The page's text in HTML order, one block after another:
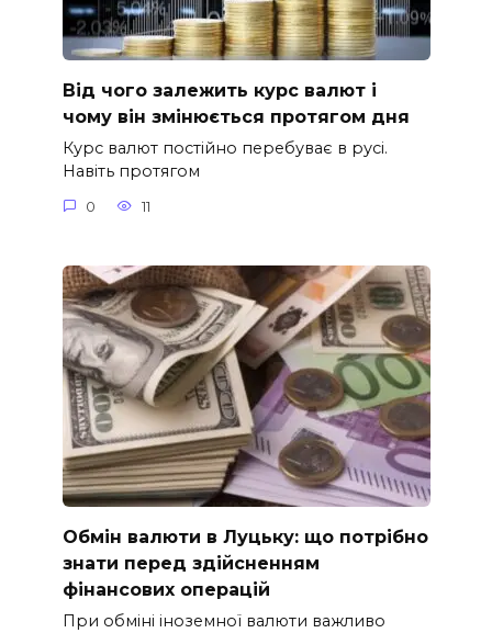
Від чого залежить курс валют і
чому він змінюється протягом дня
Курс валют постійно перебуває в русі.
Навіть протягом
0 11
Обмін валюти в Луцьку: що потрібно
знати перед здійсненням
фінансових операцій
При обміні іноземної валюти важливо